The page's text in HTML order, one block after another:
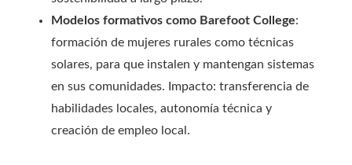
Modelos formativos como Barefoot College:
formación de mujeres rurales como técnicas
solares, para que instalen y mantengan sistemas
en sus comunidades. Impacto: transferencia de
habilidades locales, autonomía técnica y
creación de empleo local.